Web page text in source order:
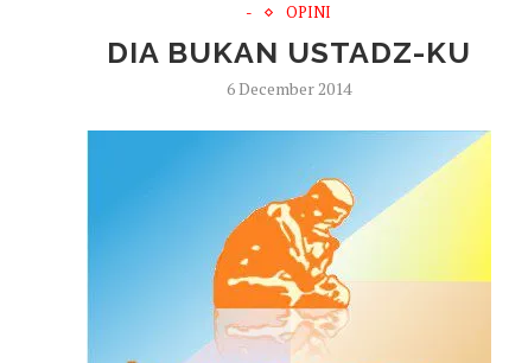
- OPINI
DIA BUKAN USTADZ-KU
6 December 2014